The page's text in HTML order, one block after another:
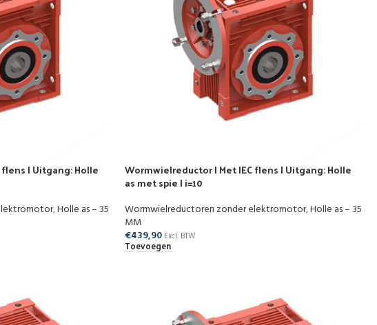
| Uitgang: Holle
,Holle as – 35
Wormwielreductor | Met IEC flens | Uitgang: Holle
as met spie | i=10
Wormwielreductoren zonder elektromotor,Holle as – 35
MM
€439,90 Excl. BTW
Toevoegen